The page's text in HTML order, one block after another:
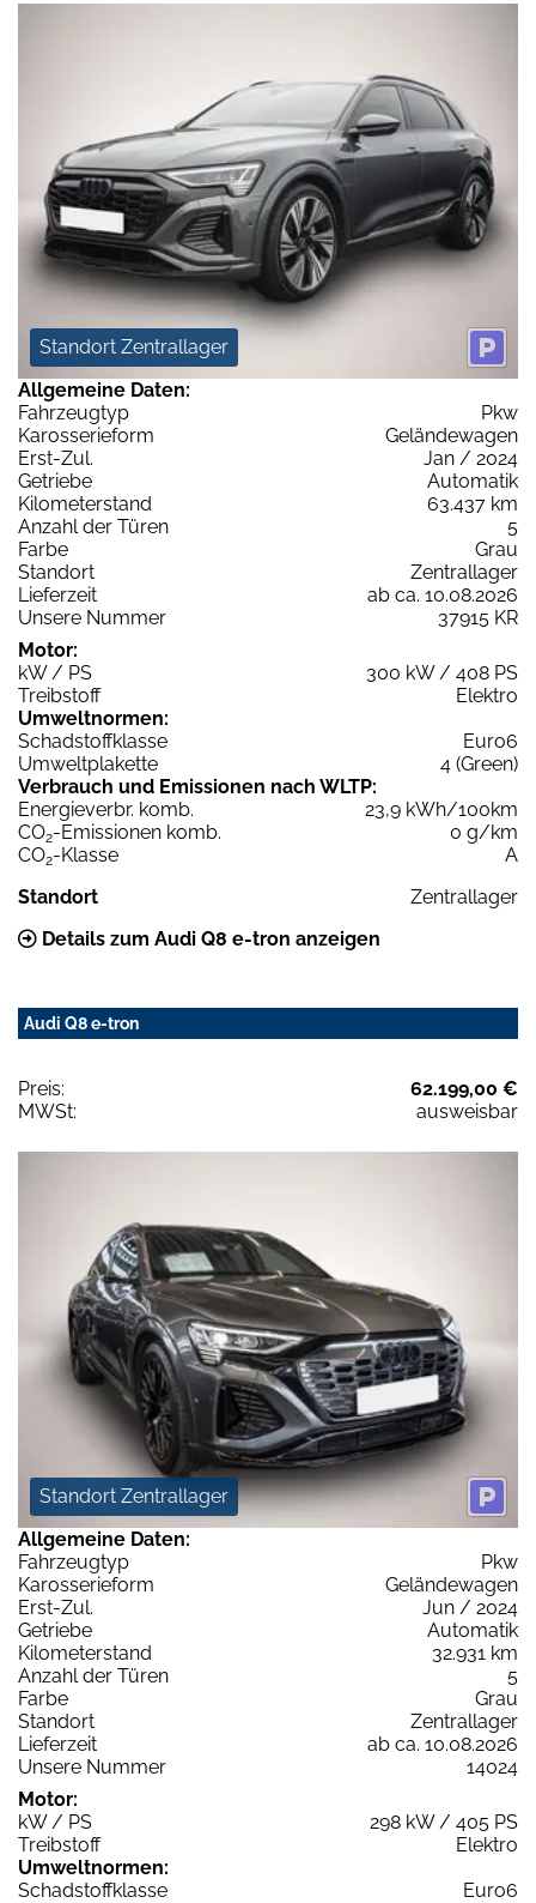
Standort Zentrallager
Allgemeine Daten:
Fahrzeugtyp
Pkw
Karosserieform
Geländewagen
Erst-Zul.
Jan / 2024
Getriebe
Automatik
Kilometerstand
63.437 km
Anzahl der Türen
5
Farbe
Grau
Standort
Zentrallager
Lieferzeit
ab ca. 10.08.2026
Unsere Nummer
37915 KR
Motor:
kW / PS
300 kW / 408 PS
Treibstoff
Elektro
Umweltnormen:
Schadstoffklasse
Euro6
Umweltplakette
4 (Green)
Verbrauch und Emissionen nach WLTP:
Energieverbr. komb.
23,9 kWh/100km
CO2-Emissionen komb.
0 g/km
CO2-Klasse
A
Standort
Zentrallager
Details zum Audi Q8 e-tron anzeigen
Audi Q8 e-tron
Preis:
62.199,00 €
MWSt:
ausweisbar
Standort Zentrallager
Allgemeine Daten:
Fahrzeugtyp
Pkw
Karosserieform
Geländewagen
Erst-Zul.
Jun / 2024
Getriebe
Automatik
Kilometerstand
32.931 km
Anzahl der Türen
5
Farbe
Grau
Standort
Zentrallager
Lieferzeit
ab ca. 10.08.2026
Unsere Nummer
14024
Motor:
kW / PS
298 kW / 405 PS
Treibstoff
Elektro
Umweltnormen:
Schadstoffklasse
Euro6